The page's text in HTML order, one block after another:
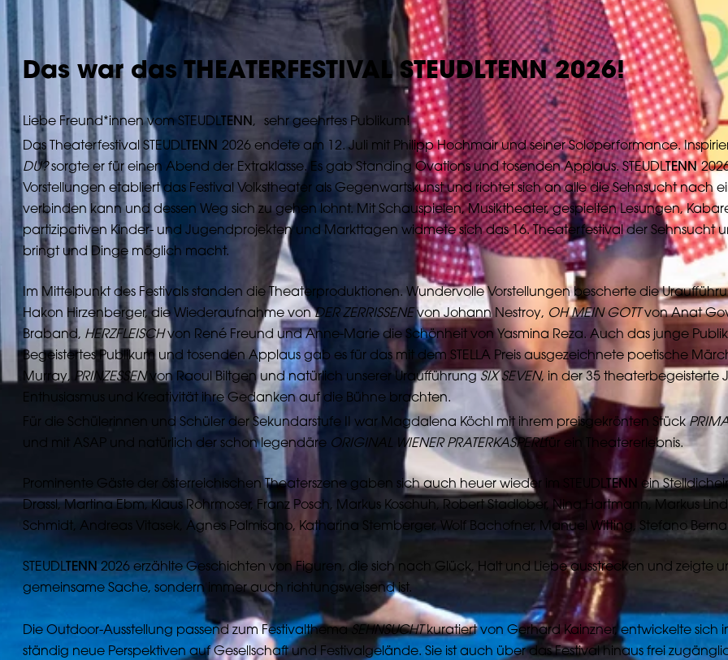
Das war das THEATERFESTIVAL STEUDLTENN 2026!
Liebe Freund*innen vom STEUDLTENN , sehr geehrtes Publikum!
Das Theaterfestival STEUDLTENN 2026 endete am 12. Juli mit Philipp Hochmair und seiner Soloperformance.
DU?sorgte er für einen Abend der Extraklasse. Es gab Standing Ovations und tosenden Applaus. STEUDLTENN
Vorstellungen etabliert das Festival Volkstheater als Gegenwartskunst und richtet sich an alle die Sehnsucht nach
verbinden kann und dessen Weg sich zu gehen lohnt. Mit Schauspielen, Musiktheater, gespielten Lesungen,
partizipativen Kinder- und Jugendprojekten und Markttagen widmete sich das 16. Theaterfestival der Sehnsucht
bringt und Dinge möglich macht.
Im Mittelpunkt des Festivals standen die Theaterproduktionen. Wundervolle Vorstellungen bescherte die
Hakon Hirzenberger, die Wiederaufnahme vonDER ZERRISSENE von Johann Nestroy, OH MEIN GOTT von Anat
Braband, HERZFLEISCHvon René Freund und Anne-Marie die Schönheit von Yasmina Reza. Auch das junge
Begeistertes Publikum und tosenden Applaus gab es für das mit dem STELLA Preis ausgezeichnete poetische
Murray, PRINZESSEN von Raoul Biltgen und natürlich unserer Uraufführung SIX SEVEN, in der 35 theaterbegeisterte
Enthusiasmus und Kreativität ihre Gedanken auf die Bühne brachten.
Für die Schülerinnen und Schüler der Sekundarstufe II war Magdalena Köchl mit ihrem preisgekrönten Stück
und mit ASAP und natürlich der schon legendäre ORIGINAL WIENER PRATERKASPERLfür ein Theatererlebnis.
Prominente Gäste der österreichischen Theaterszene gaben sich auch heuer wieder im STEUDL TENN ein
Drassl, Martina Ebm, Klaus Rohrmoser, Franz Posch, Markus Koschuh, Robert Stadlober, Nina Hartmann, Markus
Schmidt, Andreas Vitasek, Agnes Palmisano, Katharina Stemberger, Wolf Bachofner, Manuel Witting, Stefano
STEUDLTENN 2026 erzählte Geschichten von Figuren, die sich nach Glück, Halt und Liebe ausstrecken und zeigte
gemeinsame Sache, sondern immer auch richtungsweisend ist.
Die Outdoor-Ausstellung passend zum FestivalthemaSEHNSUCHTkuratiert von Gerhard Kainzner, entwickelte sich
ständig neue Perspektiven auf Gesellschaft und Festivalgelände. Sie ist auch über das Festival hinaus frei